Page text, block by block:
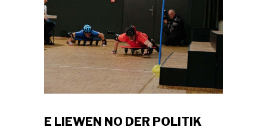
E LIEWEN NO DER POLITIK